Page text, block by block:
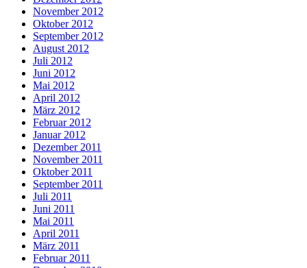
November 2012
Oktober 2012
September 2012
August 2012
Juli 2012
Juni 2012
Mai 2012
April 2012
März 2012
Februar 2012
Januar 2012
Dezember 2011
November 2011
Oktober 2011
September 2011
Juli 2011
Juni 2011
Mai 2011
April 2011
März 2011
Februar 2011